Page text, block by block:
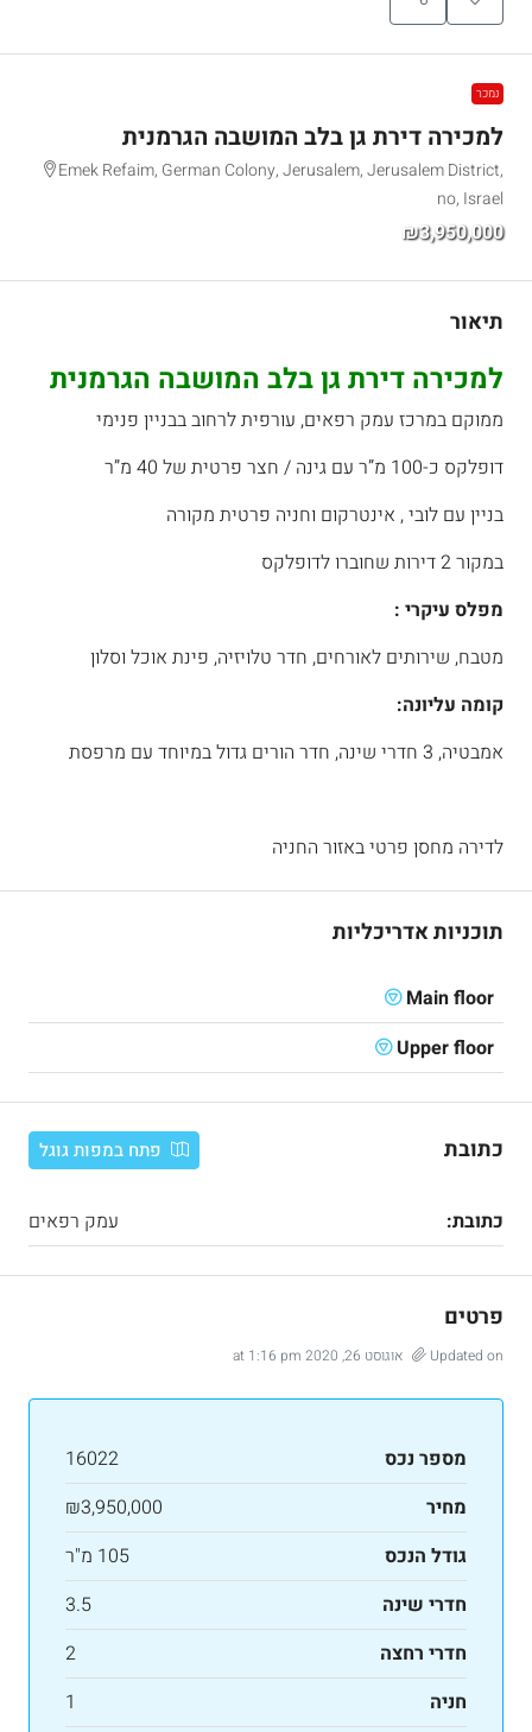
נמכר
למכירה דירת גן בלב המושבה הגרמנית
Emek Refaim, German Colony, Jerusalem, Jerusalem District,
no, Israel
₪3,950,000
תיאור
למכירה דירת גן בלב המושבה הגרמנית
ממוקם במרכז עמק רפאים, עורפית לרחוב בבניין פנימי
דופלקס כ-100 מ”ר עם גינה / חצר פרטית של 40 מ”ר
בניין עם לובי , אינטרקום וחניה פרטית מקורה
במקור 2 דירות שחוברו לדופלקס
מפלס עיקרי :
מטבח, שירותים לאורחים, חדר טלויזיה, פינת אוכל וסלון
קומה עליונה:
אמבטיה, 3 חדרי שינה, חדר הורים גדול במיוחד עם מרפסת
לדירה מחסן פרטי באזור החניה
תוכניות אדריכליות
Main floor
Upper floor
כתובת פתח במפות גוגל
כתובת: עמק רפאים
פרטים
Updated on אוגוסט 26, 2020 at 1:16 pm
מספר נכס
16022
מחיר
₪3,950,000
גודל הנכס
105 מ"ר
חדרי שינה
3.5
חדרי רחצה
2
חניה
1